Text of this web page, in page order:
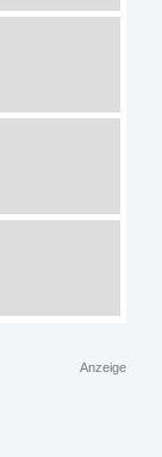
Anzeige